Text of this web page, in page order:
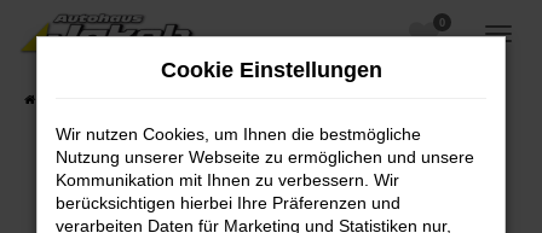
Zum
Hauptinhalt
0
Fehler: Network Error
Cookie Einstellungen
Wir nutzen Cookies, um Ihnen die bestmögliche
Nutzung unserer Webseite zu ermöglichen und unsere
Kommunikation mit Ihnen zu verbessern. Wir
berücksichtigen hierbei Ihre Präferenzen und
verarbeiten Daten für Marketing und Statistiken nur,